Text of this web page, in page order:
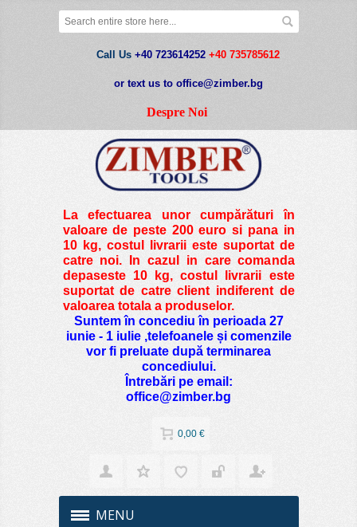
Call Us +40 723614252 +40 735785612
or text us to office@zimber.bg
Despre Noi
La efectuarea unor cumpărături în
valoare de peste200 euro si pana in
10 kg, costul livrarii este suportat de
catre noi. In cazul in care comanda
depaseste 10 kg, costul livrarii este
suportat de catre client indiferent de
valoarea totala a produselor.
Suntem în concediu în perioada 27
iunie - 1 iulie ,telefoanele și comenzile
vor fi preluate după terminarea
concediului.
Întrebări pe email:
office@zimber.bg
0,00 €
MENU